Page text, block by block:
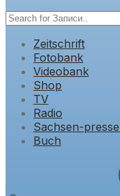
Zeitschrift
Fotobank
Videobank
Shop
TV
Radio
Sachsen-
Buch